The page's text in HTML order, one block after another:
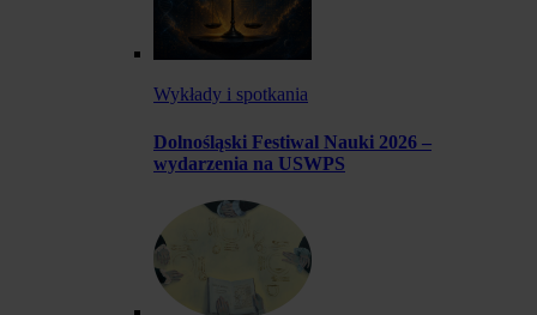
Wykłady i spotkania
Dolnośląski Festiwal Nauki 2026 –
wydarzenia na USWPS